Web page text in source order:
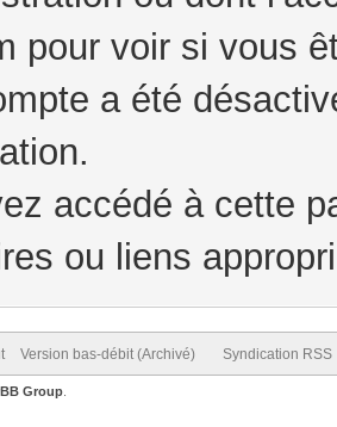
pour voir si vous
a été
accédé à cette
ou liens
Version bas-débit (Archivé) Syndication RSS
Group